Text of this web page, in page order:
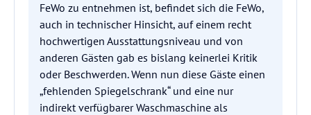
FeWo zu entnehmen ist, befindet sich die FeWo,
auch in technischer Hinsicht, auf einem recht
hochwertigen Ausstattungsniveau und von
anderen Gästen gab es bislang keinerlei Kritik
oder Beschwerden. Wenn nun diese Gäste einen
„fehlenden Spiegelschrank“ und eine nur
indirekt verfügbarer Waschmaschine als